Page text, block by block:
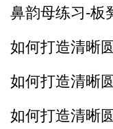
鼻韵母练习-板
如何打造清晰
如何打造清晰
如何打造清晰